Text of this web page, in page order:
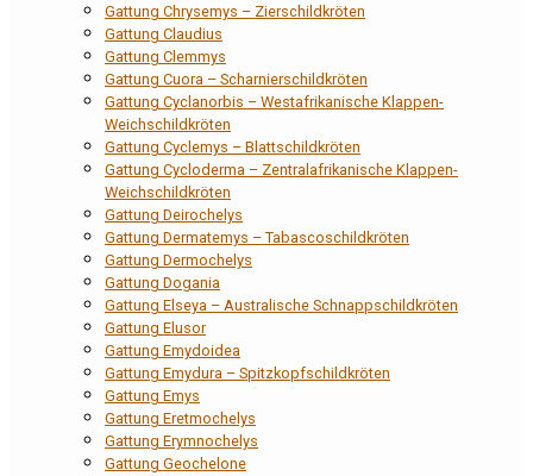
Gattung Chrysemys – Zierschildkröten
Gattung Claudius
Gattung Clemmys
Gattung Cuora – Scharnierschildkröten
Gattung Cyclanorbis – Westafrikanische Klappen-
Weichschildkröten
Gattung Cyclemys – Blattschildkröten
Gattung Cycloderma – Zentralafrikanische Klappen-
Weichschildkröten
Gattung Deirochelys
Gattung Dermatemys – Tabascoschildkröten
Gattung Dermochelys
Gattung Dogania
Gattung Elseya – Australische Schnappschildkröten
Gattung Elusor
Gattung Emydoidea
Gattung Emydura – Spitzkopfschildkröten
Gattung Emys
Gattung Eretmochelys
Gattung Erymnochelys
Gattung Geochelone